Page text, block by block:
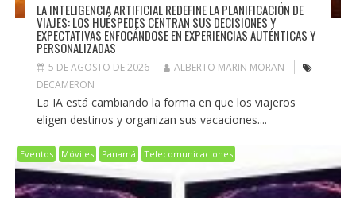
LA INTELIGENCIA ARTIFICIAL REDEFINE LA PLANIFICACIÓN DE
VIAJES: LOS HUÉSPEDES CENTRAN SUS DECISIONES Y
EXPECTATIVAS ENFOCÁNDOSE EN EXPERIENCIAS AUTÉNTICAS Y
PERSONALIZADAS
5 DE AGOSTO DE 2026
ALBERTO MARIN MORAN
DECAMERON
La IA está cambiando la forma en que los viajeros
eligen destinos y organizan sus vacaciones....
Eventos Móviles Panamá Telecomunicaciones